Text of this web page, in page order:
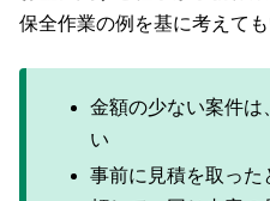
保全作業の例を基に考えて
金額の少ない案件は
い
事前に見積を取った